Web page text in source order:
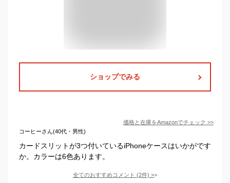
ショップでみる
価格と在庫をAmazonでチェック >>
コーヒーさん(40代・男性)
カードスリットが3つ付いているiPhoneケースはいかがです
か。カラーは6色あります。
全てのおすすめコメント (2件) >